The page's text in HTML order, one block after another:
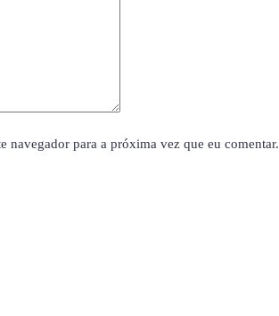
navegador para a próxima vez que eu comentar.